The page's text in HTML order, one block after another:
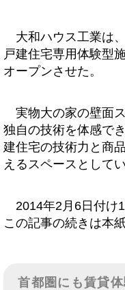
大和ハウス工業は
戸建住宅専用体験型
オープンさせた。
実物大の家の壁面
独自の技術を体感で
建住宅の技術力と商
えるスペースとしてい
2014年2月6日付け
この記事の続きは本
首都圏にも賃貸